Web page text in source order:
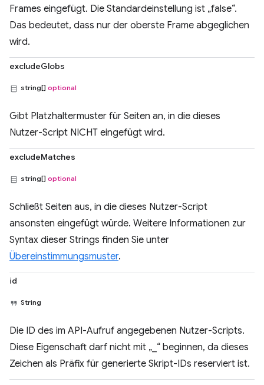
Frames eingefügt. Die Standardeinstellung ist „false“.
Das bedeutet, dass nur der oberste Frame abgeglichen
wird.
excludeGlobs
string[] optional
Gibt Platzhaltermuster für Seiten an, in die dieses
Nutzer-Script NICHT eingefügt wird.
excludeMatches
string[] optional
Schließt Seiten aus, in die dieses Nutzer-Script
ansonsten eingefügt würde. Weitere Informationen zur
Syntax dieser Strings finden Sie unter
Übereinstimmungsmuster.
id
String
Die ID des im API-Aufruf angegebenen Nutzer-Scripts.
Diese Eigenschaft darf nicht mit „_“ beginnen, da dieses
Zeichen als Präfix für generierte Skript-IDs reserviert ist.